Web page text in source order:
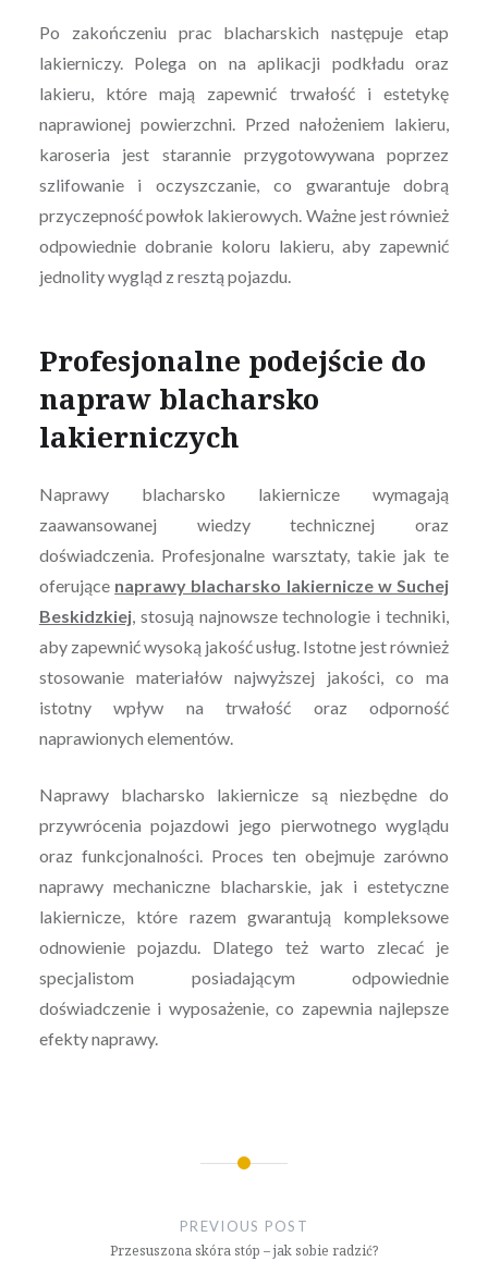
Po zakończeniu prac blacharskich następuje etap
lakierniczy. Polega on na aplikacji podkładu oraz
lakieru, które mają zapewnić trwałość i estetykę
naprawionej powierzchni. Przed nałożeniem lakieru,
karoseria jest starannie przygotowywana poprzez
szlifowanie i oczyszczanie, co gwarantuje dobrą
przyczepność powłok lakierowych. Ważne jest również
odpowiednie dobranie koloru lakieru, aby zapewnić
jednolity wygląd z resztą pojazdu.
Profesjonalne podejście do
napraw blacharsko
lakierniczych
Naprawy blacharsko lakiernicze wymagają
zaawansowanej wiedzy technicznej oraz
doświadczenia. Profesjonalne warsztaty, takie jak te
oferujące naprawy blacharsko lakiernicze w Suchej
Beskidzkiej, stosują najnowsze technologie i techniki,
aby zapewnić wysoką jakość usług. Istotne jest również
stosowanie materiałów najwyższej jakości, co ma
istotny wpływ na trwałość oraz odporność
naprawionych elementów.
Naprawy blacharsko lakiernicze są niezbędne do
przywrócenia pojazdowi jego pierwotnego wyglądu
oraz funkcjonalności. Proces ten obejmuje zarówno
naprawy mechaniczne blacharskie, jak i estetyczne
lakiernicze, które razem gwarantują kompleksowe
odnowienie pojazdu. Dlatego też warto zlecać je
specjalistom posiadającym odpowiednie
doświadczenie i wyposażenie, co zapewnia najlepsze
efekty naprawy.
PREVIOUS POST
Przesuszona skóra stóp – jak sobie radzić?